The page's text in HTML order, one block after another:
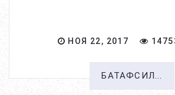
НОЯ 22, 2017
БАТАФСИЛ...